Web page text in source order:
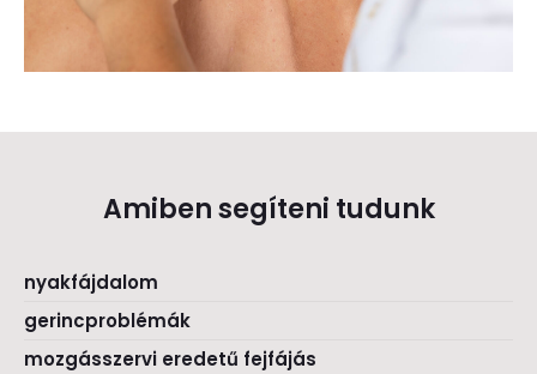
Amiben segíteni tudunk
nyakfájdalom
gerincproblémák
mozgásszervi eredetű fejfájás